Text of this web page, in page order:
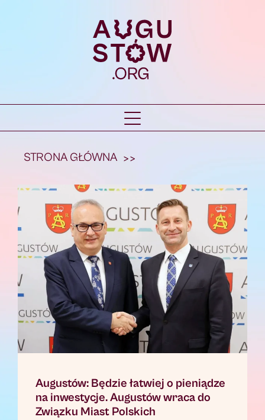
STRONA GŁÓWNA >>
Augustów: Będzie łatwiej o pieniądze
na inwestycje. Augustów wraca do
Związku Miast Polskich